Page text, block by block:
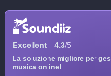
Excellent 4.3/5
La soluzione migliore per
musica online!